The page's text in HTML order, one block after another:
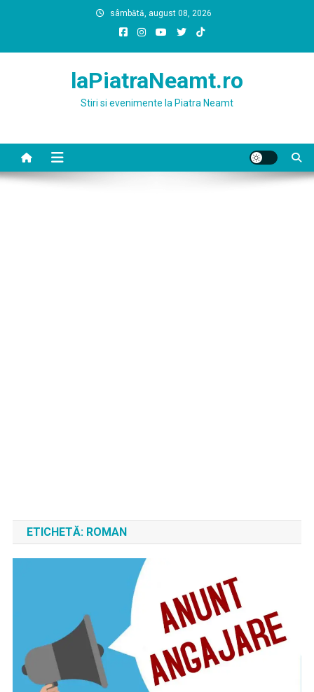
sâmbătă, august 08, 2026
laPiatraNeamt.ro
Stiri si evenimente la Piatra Neamt
ETICHETĂ: ROMAN